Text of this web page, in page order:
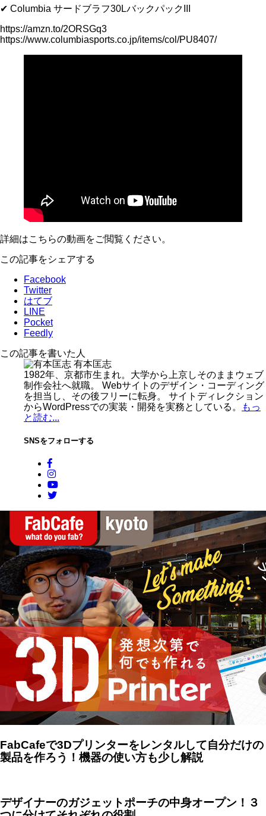
✔ Columbia サードブラフ30LバックパックIII
https://amzn.to/2ORSGq3
https://www.columbiasports.co.jp/items/col/PU8407/
詳細はこちらの動画をご閲覧ください。
この記事をシェアする
Facebook
Twitter
はてブ
LINE
Pocket
Feedly
この記事を書いた人
有本匡志
1982年、京都市生まれ。大学から上京しそのままウェブ
制作会社へ就職。 Webサイトのデザイン・コーディング
を担当し、その後フリーに転身。 サイトディレクション
からWordPressでの実装・開発を実務としている。
もっ
と読む...
SNSをフォローする
FabCafeで3Dプリンターをレンタルして自分だけの
製品を作ろう！機器の使い方も少し解説
デザイナーのガジェットポーチの中身オープン！３